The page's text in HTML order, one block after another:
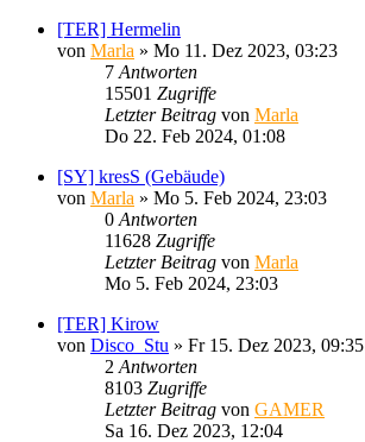
[TER] Hermelin
von Marla » Mo 11. Dez 2023, 03:23
7 Antworten
15501 Zugriffe
Letzter Beitrag von Marla
Do 22. Feb 2024, 01:08
[SY] kresS (Gebäude)
von Marla » Mo 5. Feb 2024, 23:03
0 Antworten
11628 Zugriffe
Letzter Beitrag von Marla
Mo 5. Feb 2024, 23:03
[TER] Kirow
von Disco_Stu » Fr 15. Dez 2023, 09:35
2 Antworten
8103 Zugriffe
Letzter Beitrag von GAMER
Sa 16. Dez 2023, 12:04